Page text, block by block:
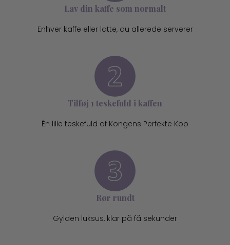
Lav din kaffe som normalt
Enhver kaffe eller latte, du allerede serverer
Tilføj 1 teskefuld i kaffen
Én lille teskefuld af Kongens Perfekte Kop
Rør rundt
Gylden luksus, klar på få sekunder